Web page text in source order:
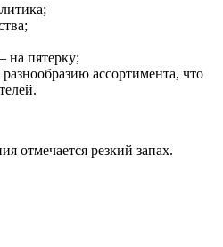
на пятерку;
ассортимента, что
отмечается резкий запах.